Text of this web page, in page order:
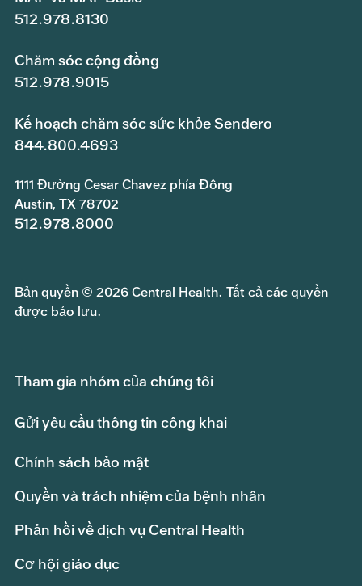
512.978.8130
Chăm sóc cộng đồng
512.978.9015
Kế hoạch chăm sóc sức khỏe Sendero
844.800.4693
1111 Đường Cesar Chavez phía Đông
Austin, TX 78702
512.978.8000
Bản quyền © 2026 Central Health. Tất cả các quyền
được bảo lưu.
Tham gia nhóm của chúng tôi
Gửi yêu cầu thông tin công khai
Chính sách bảo mật
Quyền và trách nhiệm của bệnh nhân
Phản hồi về dịch vụ Central Health
Cơ hội giáo dục